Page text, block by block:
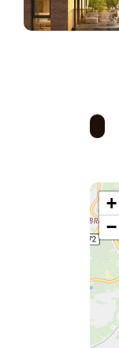
+
−